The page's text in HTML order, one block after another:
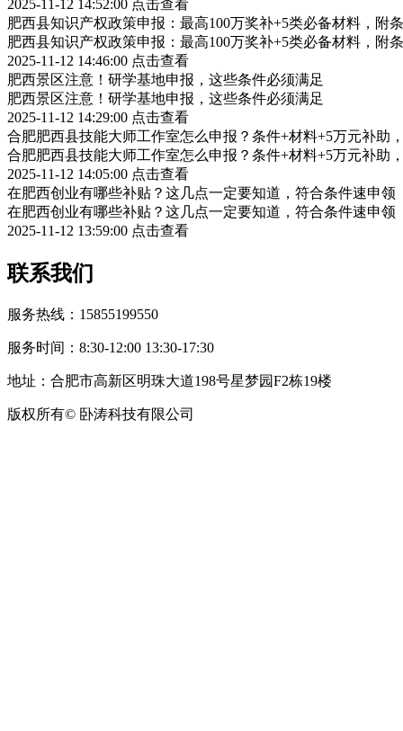
2025-11-12 14:52:00 点击查看
肥西县知识产权政策申报：最高100万奖补+5类必备材料，附
肥西县知识产权政策申报：最高100万奖补+5类必备材料，附
2025-11-12 14:46:00 点击查看
肥西景区注意！研学基地申报，这些条件必须满足
肥西景区注意！研学基地申报，这些条件必须满足
2025-11-12 14:29:00 点击查看
合肥肥西县技能大师工作室怎么申报？条件+材料+5万元补助
合肥肥西县技能大师工作室怎么申报？条件+材料+5万元补助
2025-11-12 14:05:00 点击查看
在肥西创业有哪些补贴？这几点一定要知道，符合条件速申领
在肥西创业有哪些补贴？这几点一定要知道，符合条件速申领
2025-11-12 13:59:00 点击查看
联系我们
服务热线：15855199550
服务时间：8:30-12:00 13:30-17:30
地址：合肥市高新区明珠大道198号星梦园F2栋19楼
版权所有© 卧涛科技有限公司